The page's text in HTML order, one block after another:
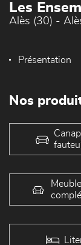
Les
Alès (30) -
Présentation
Nos